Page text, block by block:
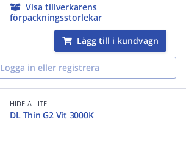
Visa tillverkarens
förpackningsstorlekar
Lägg till i kundvagn
Logga in eller registrera
HIDE-A-LITE
DL Thin G2 Vit 3000K